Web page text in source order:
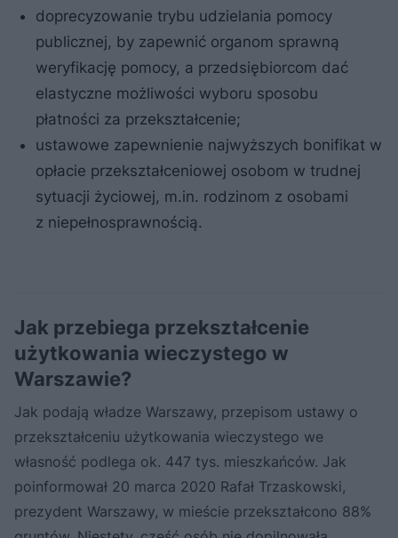
doprecyzowanie trybu udzielania pomocy
publicznej, by zapewnić organom sprawną
weryfikację pomocy, a przedsiębiorcom dać
elastyczne możliwości wyboru sposobu
płatności za przekształcenie;
ustawowe zapewnienie najwyższych bonifikat w
opłacie przekształceniowej osobom w trudnej
sytuacji życiowej, m.in. rodzinom z osobami
z niepełnosprawnością.
Jak przebiega przekształcenie
użytkowania wieczystego w
Warszawie?
Jak podają władze Warszawy, przepisom ustawy o
przekształceniu użytkowania wieczystego we
własność podlega ok. 447 tys. mieszkańców. Jak
poinformował 20 marca 2020 Rafał Trzaskowski,
prezydent Warszawy, w mieście przekształcono 88%